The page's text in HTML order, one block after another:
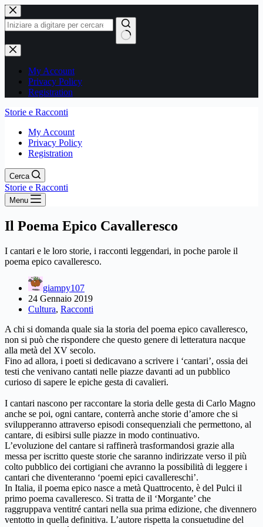
Salta
al
contenuto
Nessun
risultato
My Account
Privacy Policy
Registration
Storie e Racconti
My Account
Privacy Policy
Registration
Cerca
Storie e Racconti
Menu
Il Poema Epico Cavalleresco
I cantari e le loro storie, i racconti leggendari, in poche parole il
poema epico cavalleresco.
giampy107
24 Gennaio 2019
Cultura, Racconti
A chi si domanda quale sia la storia del poema epico cavalleresco,
non si può che rispondere che questo genere di letteratura nacque
alla metà del XV secolo.
Fino ad allora, i poeti si dedicavano a scrivere i ‘cantari’, ossia dei
testi che venivano cantati nelle piazze davanti ad un pubblico
curioso di sapere le epiche gesta di cavalieri.
I cantari nascono per raccontare la storia delle gesta di Carlo Magno
anche se poi, ogni cantare, conterrà anche storie d’amore che si
svilupperanno attraverso episodi consequenziali che permettono, al
cantare, di esibirsi sulle piazze in modo continuativo.
L’evoluzione del cantare si raffinerà trasformandosi grazie alla
messa per iscritto queste storie che saranno indirizzate verso il più
colto pubblico dei cortigiani che avranno la possibilità di leggere i
cantari che diventeranno ‘poemi epici cavallereschi’.
In Italia, il poema epico nasce a metà Quattrocento, è del Pulci il
primo poema cavalleresco. Si tratta de il ‘Morgante’ che
raggruppava ventitré cantari nella sua prima edizione, che divennero
ventotto in quella definitiva. L’autore rispetta la consuetudine del